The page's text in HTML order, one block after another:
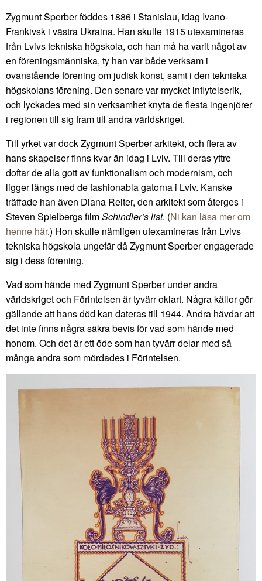
Zygmunt Sperber föddes 1886 i Stanislau, idag Ivano-
Frankivsk i västra Ukraina. Han skulle 1915 utexamineras
från Lvivs tekniska högskola, och han må ha varit något av
en föreningsmänniska, ty han var både verksam i
ovanstående förening om judisk konst, samt i den tekniska
högskolans förening. Den senare var mycket inflytelserik,
och lyckades med sin verksamhet knyta de flesta ingenjörer
i regionen till sig fram till andra världskriget.
Till yrket var dock Zygmunt Sperber arkitekt, och flera av
hans skapelser finns kvar än idag i Lviv. Till deras yttre
doftar de alla gott av funktionalism och modernism, och
ligger längs med de fashionabla gatorna i Lviv. Kanske
träffade han även Diana Reiter, den arkitekt som återges i
Steven Spielbergs filmSchindler’s list. (Ni kan läsa mer om
henne här.) Hon skulle nämligen utexamineras från Lvivs
tekniska högskola ungefär då Zygmunt Sperber engagerade
sig i dess förening.
Vad som hände med Zygmunt Sperber under andra
världskriget och Förintelsen är tyvärr oklart. Några källor gör
gällande att hans död kan dateras till 1944. Andra hävdar att
det inte finns några säkra bevis för vad som hände med
honom. Och det är ett öde som han tyvärr delar med så
många andra som mördades i Förintelsen.